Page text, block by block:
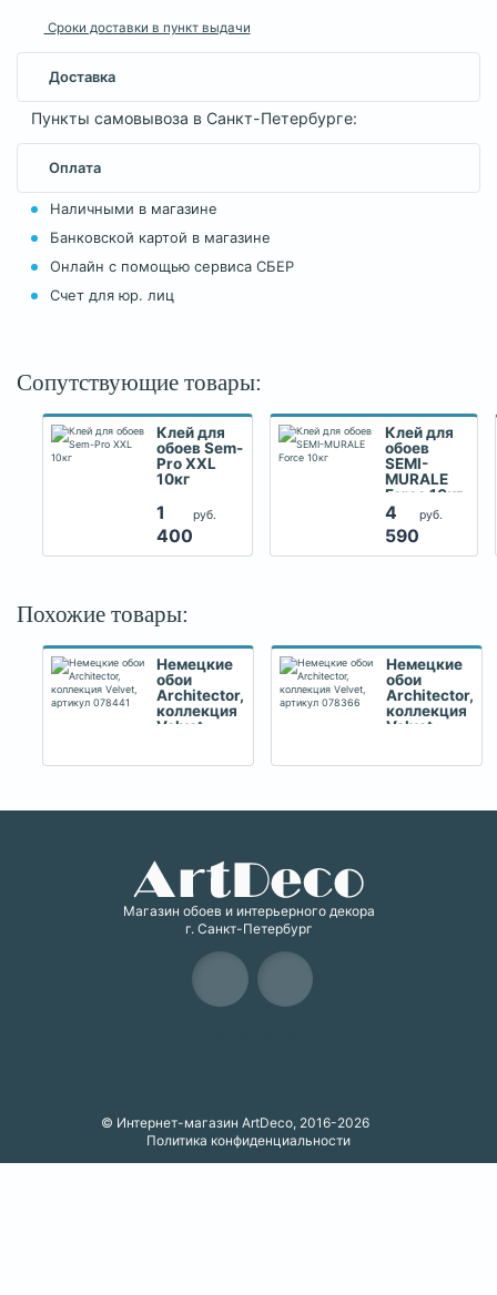
Сроки доставки в пункт выдачи
Доставка
Пункты самовывоза в Санкт-Петербурге:
Оплата
Наличными в магазине
Банковской картой в магазине
Онлайн с помощью сервиса СБЕР
Счет для юр. лиц
Сопутствующие товары:
Клей для
обоев Sem-
Pro XXL
10кг
1
400
руб.
Клей для
обоев
SEMI-
MURALE
Force 10кг
4
590
руб.
Похожие товары:
Немецкие
обои
Architector,
коллекция
Velvet,
Немецкие
обои
Architector,
коллекция
Velvet,
Магазин обоев и интерьерного декора
г. Санкт-Петербург
© Интернет-магазин ArtDeco, 2016-2026
Политика конфиденциальности